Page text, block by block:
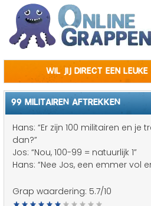
Wil jij direct een
99 MILITAIREN AFTREKKEN
Hans: “Er zijn 100 militairen en je
dan?”
Jos: “Nou, 100-99 = natuurlijk 1”
Hans: “Nee Jos, een emmer vol
Grap waardering: 5.7/10